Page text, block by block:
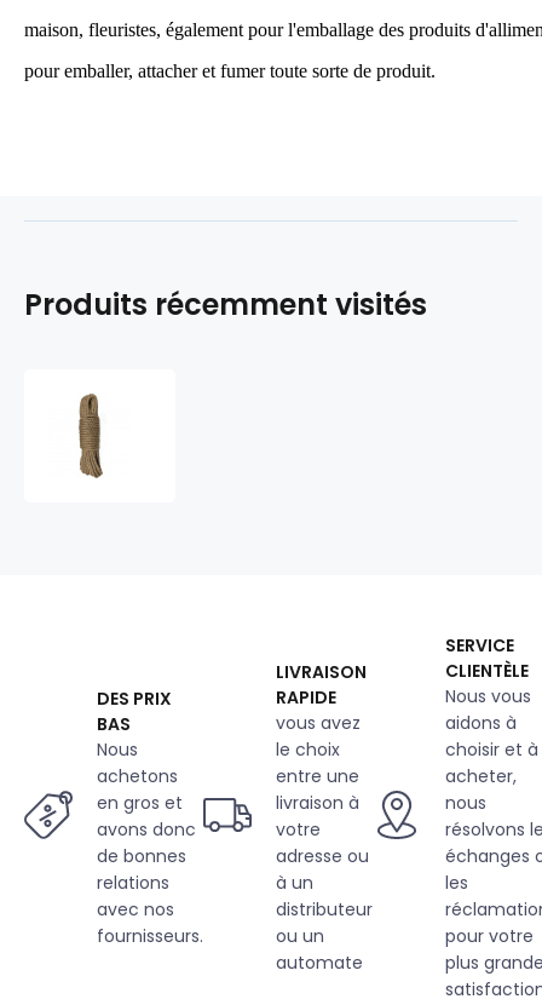
maison, fleuristes, également pour l'emballage des produits
pour emballer, attacher et fumer toute sorte de produit.
Produits récemment visités
DES PRIX
BAS
Nous
achetons
en gros et
avons donc
de bonnes
relations
avec nos
fournisseurs.
LIVRAISON
RAPIDE
vous avez
le choix
entre une
livraison à
votre
adresse ou
à un
distributeur
ou un
automate
SERVICE
CLIENTÈLE
Nous vous
aidons à
choisir et à
acheter,
nous
résolvons
échanges
les
pour votre
plus